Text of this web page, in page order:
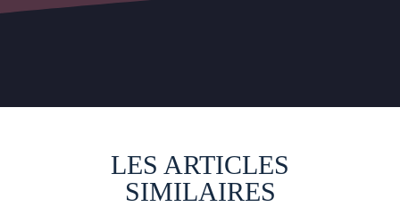
LES ARTICLES
SIMILAIRES